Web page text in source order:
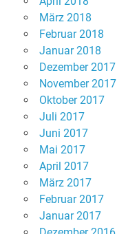
März 2018
Februar 2018
Januar 2018
Dezember 2017
November 2017
Oktober 2017
Juli 2017
Juni 2017
Mai 2017
April 2017
März 2017
Februar 2017
Januar 2017